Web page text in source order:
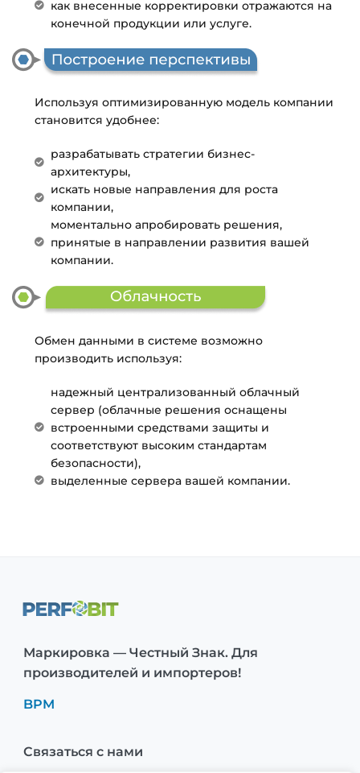
как внесенные корректировки отражаются на
конечной продукции или услуге.
Используя оптимизированную модель компании
становится удобнее:
разрабатывать стратегии бизнес-
архитектуры,
искать новые направления для роста
компании,
моментально апробировать решения,
принятые в направлении развития вашей
компании.
Обмен данными в системе возможно
производить используя:
надежный централизованный облачный
сервер (облачные решения оснащены
встроенными средствами защиты и
соответствуют высоким стандартам
безопасности),
выделенные сервера вашей компании.
Маркировка — Честный Знак. Для
производителей и импортеров!
BPM
Связаться с нами